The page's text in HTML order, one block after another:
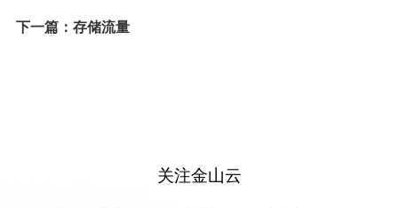
下一篇：存储流量
关注金山云